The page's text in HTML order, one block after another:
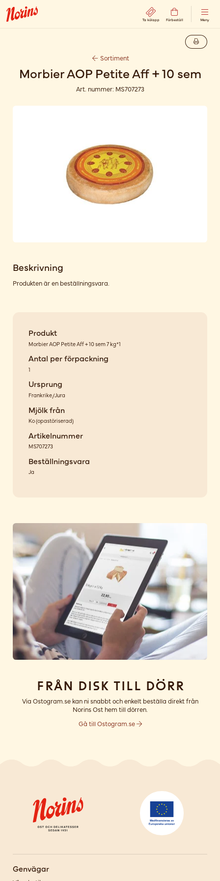
Ta kölapp Förbeställ Meny
Sortiment
Morbier AOP Petite Aff + 10 sem
Art. nummer: MS707273
Beskrivning
Produkten är en beställningsvara.
Produkt
Morbier AOP Petite Aff + 10 sem 7 kg*1
Antal per förpackning
1
Ursprung
Frankrike/Jura
Mjölk från
Ko(opastöriserad)
Artikelnummer
MS707273
Beställningsvara
Ja
Från disk till dörr
Via Ostogram.se kan ni snabbt och enkelt beställa direkt från
Norins Ost hem till dörren.
Gå till Ostogram.se
Genvägar